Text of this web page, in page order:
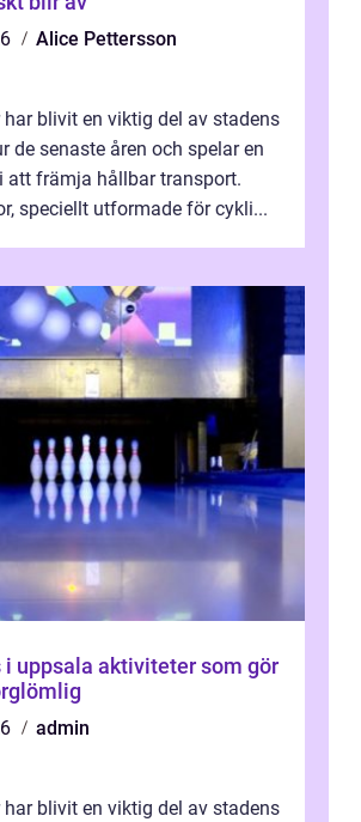
Alice Pettersson
har blivit en viktig del av stadens
de senaste åren och spelar en
att främja hållbar transport.
speciellt utformade för cykli...
som gör
admin
har blivit en viktig del av stadens